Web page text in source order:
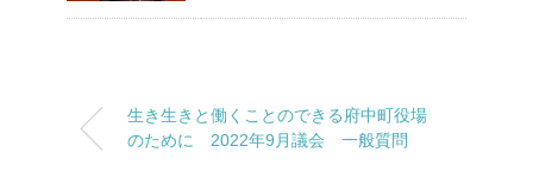
生き生きと働くことのできる府中町役場
のために 2022年9月議会 一般質問